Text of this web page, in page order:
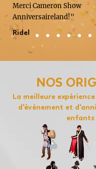
Merci Cameron Show
Anniversaireland!"
Ridel
NOS
La meilleure
d'événement et
enfants